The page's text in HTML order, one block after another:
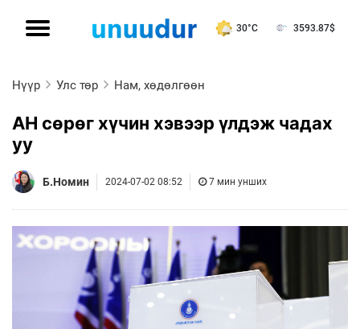
30°C 3593.87$
Нүүр Улс төр Нам, хөдөлгөөн
АН сөрөг хүчин хэвээр үлдэж чадах
уу
Б.Номин 2024-07-02 08:52 7 мин унших